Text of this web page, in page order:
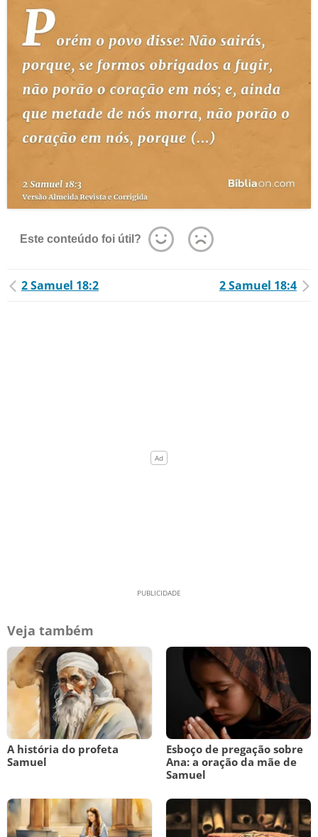
Este conteúdo foi útil?
2 Samuel 18:2 2 Samuel 18:4
Veja também
A história do profeta
Samuel
Esboço de pregação sobre
Ana: a oração da mãe de
Samuel